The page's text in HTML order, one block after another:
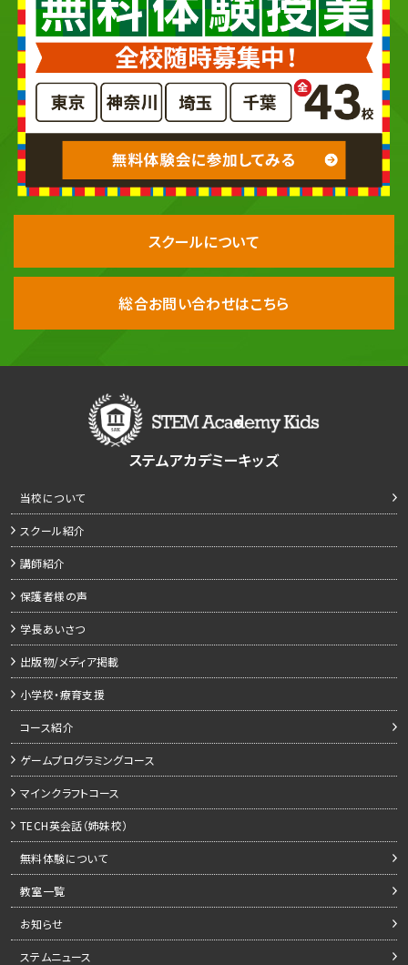
スクールについて
総合お問い合わせはこちら
ステムアカデミーキッズ
当校について
スクール紹介
講師紹介
保護者様の声
学長あいさつ
出版物/メディア掲載
小学校・療育支援
コース紹介
ゲームプログラミングコース
マインクラフトコース
TECH英会話（姉妹校）
無料体験について
教室一覧
お知らせ
ステムニュース